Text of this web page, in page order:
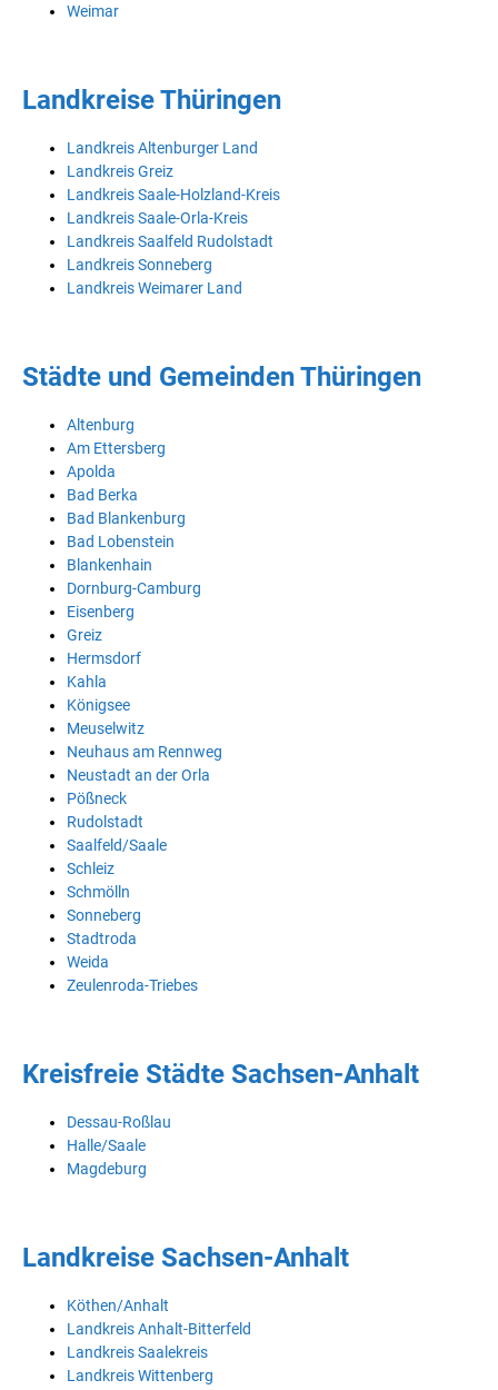
Weimar
Landkreise Thüringen
Landkreis Altenburger Land
Landkreis Greiz
Landkreis Saale-Holzland-Kreis
Landkreis Saale-Orla-Kreis
Landkreis Saalfeld Rudolstadt
Landkreis Sonneberg
Landkreis Weimarer Land
Städte und Gemeinden Thüringen
Altenburg
Am Ettersberg
Apolda
Bad Berka
Bad Blankenburg
Bad Lobenstein
Blankenhain
Dornburg-Camburg
Eisenberg
Greiz
Hermsdorf
Kahla
Königsee
Meuselwitz
Neuhaus am Rennweg
Neustadt an der Orla
Pößneck
Rudolstadt
Saalfeld/Saale
Schleiz
Schmölln
Sonneberg
Stadtroda
Weida
Zeulenroda-Triebes
Kreisfreie Städte Sachsen-Anhalt
Dessau-Roßlau
Halle/Saale
Magdeburg
Landkreise Sachsen-Anhalt
Köthen/Anhalt
Landkreis Anhalt-Bitterfeld
Landkreis Saalekreis
Landkreis Wittenberg